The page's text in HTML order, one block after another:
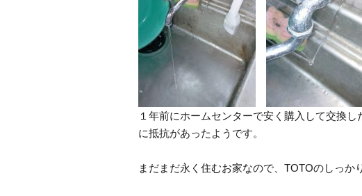
１年前にホームセンターで安く購入して交換
に抵抗があったようです。
まだまだ永く住むお家なので、TOTOのしっか